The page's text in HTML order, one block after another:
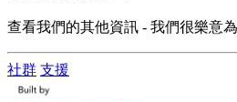
查看我們的其他資訊 - 我們很樂意為
社群 支援